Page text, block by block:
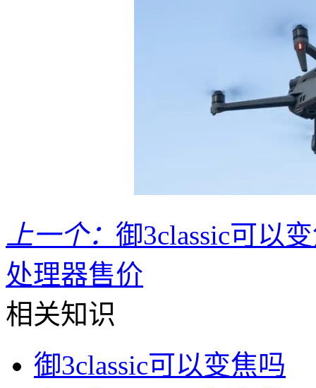
上一个： 御3classic可以
处理器售价
相关知识
御3classic可以变焦吗